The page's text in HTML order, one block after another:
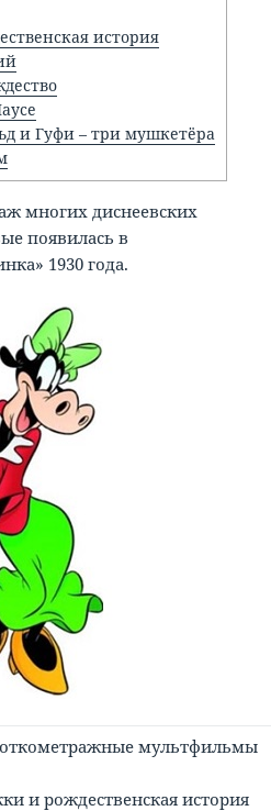
история
и Гуфи – три мушкетёра
многих диснеевских
появилась в
1930 года.
мультфильмы
и рождественская история